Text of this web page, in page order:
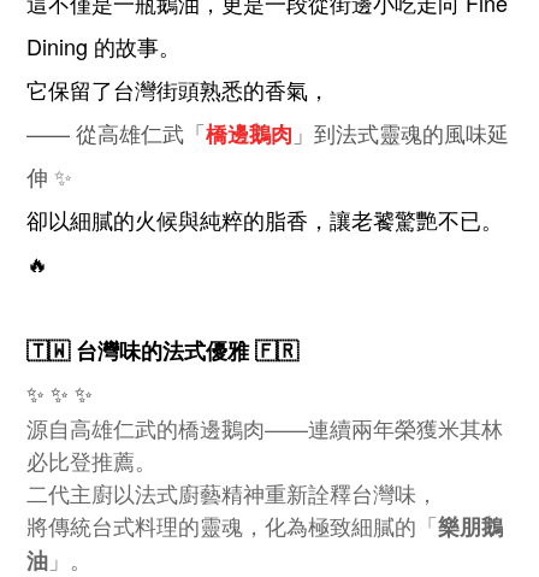
Dining 的故事。
它保留了台灣街頭熟悉的香氣，
—— 從高雄仁武「橋邊鵝肉 」到法式靈魂的風味延
伸 ✨
卻以細膩的火候與純粹的脂香，讓老饕驚艷不已。
🔥
🇹🇼 台灣味的法式優雅 🇫🇷
✨ ✨ ✨
源自高雄仁武的橋邊鵝肉——連續兩年榮獲米其林
必比登推薦。
二代主廚以法式廚藝精神重新詮釋台灣味，
將傳統台式料理的靈魂，化為極致細膩的「樂朋鵝
油 」。